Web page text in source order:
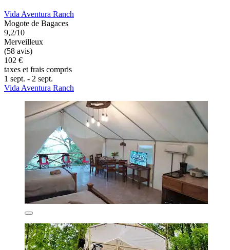
Vida Aventura Ranch
Mogote de Bagaces
9,2/10
Merveilleux
(58 avis)
102 €
taxes et frais compris
1 sept. - 2 sept.
Vida Aventura Ranch